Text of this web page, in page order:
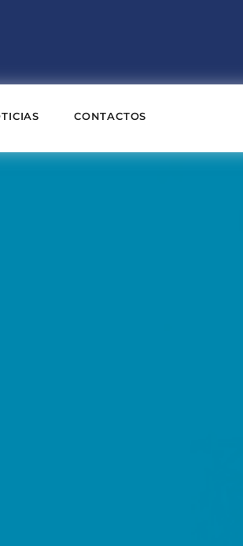
CONTACTOS